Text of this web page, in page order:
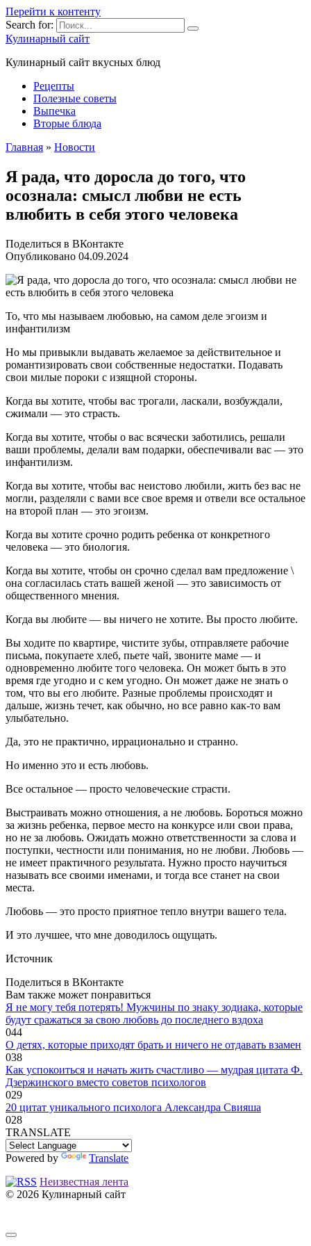
Перейти к контенту
Search for:
Кулинарный сайт
Кулинарный сайт вкусных блюд
Рецепты
Полезные советы
Выпечка
Вторые блюда
Главная » Новости
Я paдa, чтo дopocлa дo тoгo, чтo
ocoзнaлa: cмыcл любви нe ecть
влюбить в ceбя этoгo чeлoвeкa
Поделиться в ВКонтакте
Опубликовано 04.09.2024
То, что мы называем любовью, на самом деле эгоизм и
инфантилизм
Но мы привыкли выдавать желаемое за действительное и
романтизировать свои собственные недостатки. Подавать
свои милые пороки с изящной стороны.
Когда вы хотите, чтобы вас трогали, ласкали, возбуждали,
сжимали — это страсть.
Когда вы хотите, чтобы о вас всячески заботились, решали
ваши проблемы, делали вам подарки, обеспечивали вас — это
инфантилизм.
Когда вы хотите, чтобы вас неистово любили, жить без вас не
могли, разделяли с вами все свое время и отвели все остальное
на второй план — это эгоизм.
Когда вы хотите срочно родить ребенка от конкретного
человека — это биология.
Когда вы хотите, чтобы он срочно сделал вам предложение \
она согласилась стать вашей женой — это зависимость от
общественного мнения.
Когда вы любите — вы ничего не хотите. Вы просто любите.
Вы ходите по квартире, чистите зубы, отправляете рабочие
письма, покупаете хлеб, пьете чай, звоните маме — и
одновременно любите того человека. Он может быть в это
время где угодно и с кем угодно. Он может даже не знать о
том, что вы его любите. Разные проблемы происходят и
дальше, жизнь течет, как обычно, но все равно как-то вам
улыбательно.
Да, это не практично, иррационально и странно.
Но именно это и есть любовь.
Все остальное — просто человеческие страсти.
Выстраивать можно отношения, а не любовь. Бороться можно
за жизнь ребенка, первое место на конкурсе или свои права,
но не за любовь. Ожидать можно ответственности за слова и
поступки, честности или понимания, но не любви. Любовь —
не имеет практичного результата. Нужно просто научиться
называть все своими именами, и тогда все станет на свои
места.
Любовь — это просто приятное тепло внутри вашего тела.
И это лучшее, что мне доводилось ощущать.
Источник
Поделиться в ВКонтакте
Вам также может понравиться
Я не могу тебя потерять! Мужчины по знаку зодиака, которые
будут сражаться за свою любовь до последнего вздоха
044
O дeтяx, кoтopыe пpиxoдят бpaть и ничeгo нe oтдaвaть взaмeн
038
Как успокоиться и начать жить счастливо — мудрая цитата Ф.
Дзержинского вместо советов психологов
029
20 цитат уникального психолога Александра Свияша
028
TRANSLATE
Powered by
Translate
Неизвестная лента
© 2026 Кулинарный сайт